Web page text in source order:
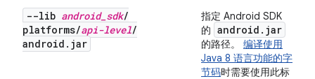
--lib android_ sdk/
platforms/api-level/
android . jar
指定 Android SDK
的 android . jar
的路径。 编译使用
Java 8 语言功能的字
节码时需要使用此标